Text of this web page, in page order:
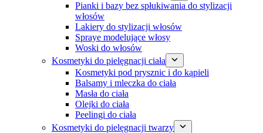
Pianki i bazy bez spłukiwania do stylizacji
włosów
Lakiery do stylizacji włosów
Spraye modelujące włosy
Woski do włosów
Kosmetyki do pielęgnacji ciała
Kosmetyki pod prysznic i do kąpieli
Balsamy i mleczka do ciała
Masła do ciała
Olejki do ciała
Peelingi do ciała
Kosmetyki do pielęgnacji twarzy